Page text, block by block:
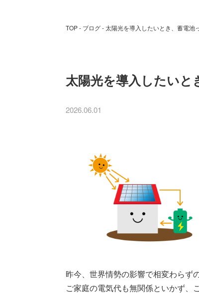
TOP ブログ 太陽光を導入したいとき、蓄電池
太陽光を導入したいと
2026.06.01
昨今、世界情勢の影響で相変わらず
ご家庭の電気代も無関係といかず、